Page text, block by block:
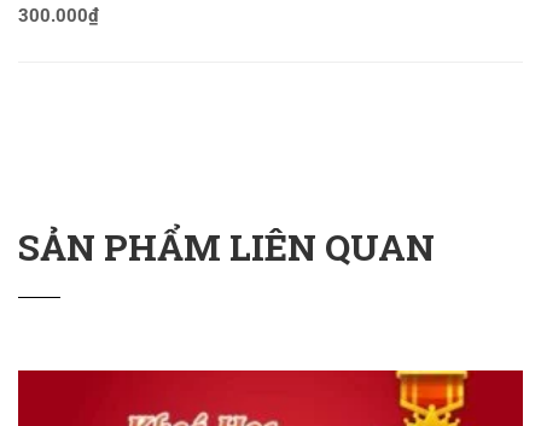
300.000₫
SẢN PHẨM LIÊN QUAN